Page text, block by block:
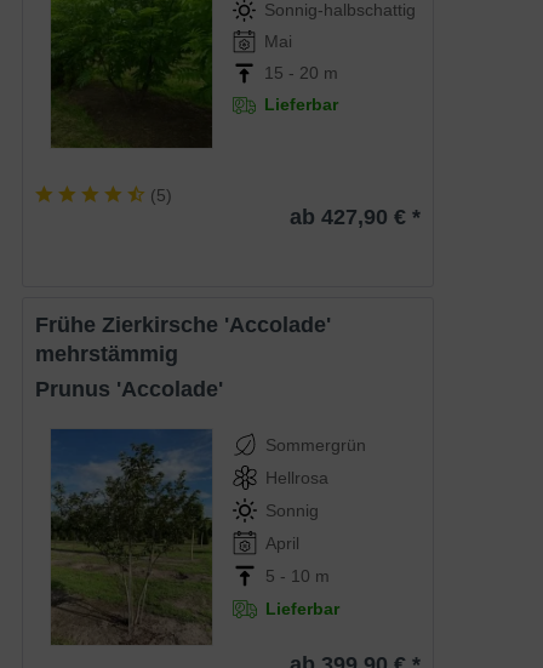
Sonnig-halbschattig
Mai
15 - 20 m
Lieferbar
(5)
ab 427,90 € *
Frühe Zierkirsche 'Accolade'
mehrstämmig
Prunus 'Accolade'
Sommergrün
Hellrosa
Sonnig
April
5 - 10 m
Lieferbar